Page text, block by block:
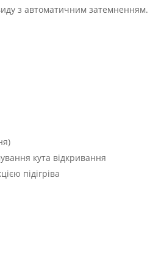
з автоматичним
кута відкривання
підігріва